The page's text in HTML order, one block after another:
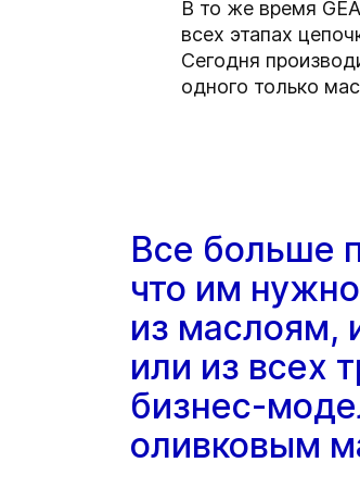
В то же время
всех этапах
Сегодня
одного только
Все больше
что им
из маслоям,
или из всех
бизнес-
оливковым